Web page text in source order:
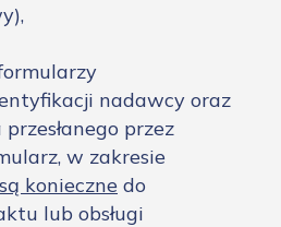
nadawcy oraz
przez
w zakresie
konieczne do
lub obsługi